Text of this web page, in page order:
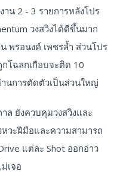
น 2 - 3 รายการหลังโปร
วงสวิงได้ดีขึ้นมาก
พรอนงค์ เพชรล้ำ ส่วนโปร
โฉลกเกือบจะติด 10
นการตัดตัวเป็นส่วนใหญ่
ล ยังควบคุมวงสวิงและ
วะฝีมือและความสามารถ
แต่ละ Shot ออกอ่าว
เจอ